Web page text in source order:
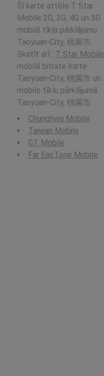
Šī karte attēlo T Star
Mobile 2G, 3G, 4G un 5G
mobilā tīkla pārklājumu
Taoyuan-City, 桃園市.
Skatīt arī : T Star Mobile
mobilā bitrate karte
Taoyuan-City, 桃園市 un
mobilo tīklu pārklājumā
Taoyuan-City, 桃園市 .
Chunghwa Mobile
Taiwan Mobile
GT Mobile
Far EasTone Mobile